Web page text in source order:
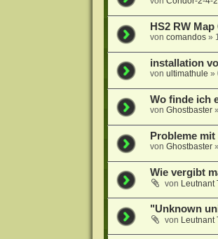
HS2 RW
von comandos»
installation
von ultimathule »
Wo finde ich
von Ghostbaster»
Probleme
von Ghostbaster»
Wie vergibt
von Leutnant
"Unknown
von Leutnant